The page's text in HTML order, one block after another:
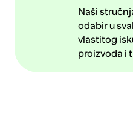
Naši
odabir u
vlastitog
proizvoda i